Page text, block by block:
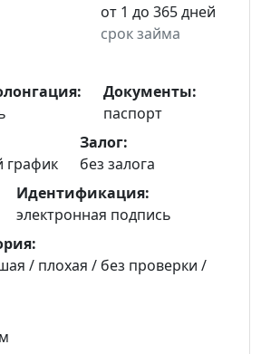
от 1 до 365 дней
срок займа
Документы:
паспорт
график
Залог:
без залога
Идентификация:
электронная подпись
/ плохая / без проверки /